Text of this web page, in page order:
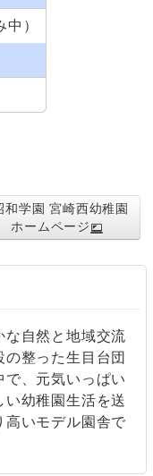
）
和学園 宮崎西幼稚園
ホームページ
な自然と地域交流
整った生目台団
、元気いっぱい
幼稚園生活を送
高いモデル園舎で